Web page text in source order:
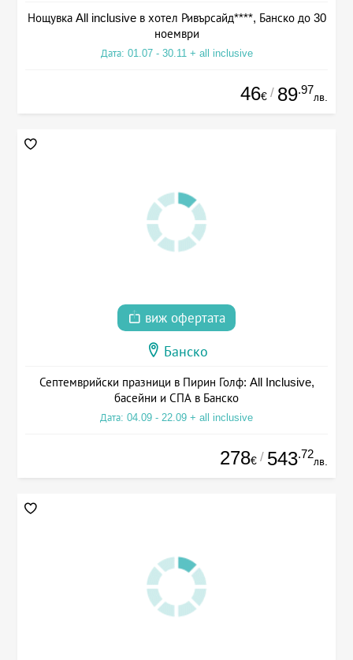
Нощувка All inclusive в хотел Ривърсайд****, Банско до 30
ноември
Дата: 01.07 - 30.11 + all inclusive
46€ / 89.97
лв.
виж офертата
Банско
Септемврийски празници в Пирин Голф: All Inclusive,
басейни и СПА в Банско
Дата: 04.09 - 22.09 + all inclusive
278€ / 543.72
лв.